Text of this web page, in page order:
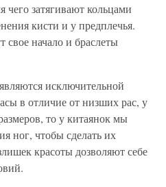
чего затягивают кольцами
кисти и у предплечья.
свое начало и браслеты
исключительной
в отличие от низших рас, у
то у китаянок мы
ног, чтобы сделать их
красоты дозволяют себе